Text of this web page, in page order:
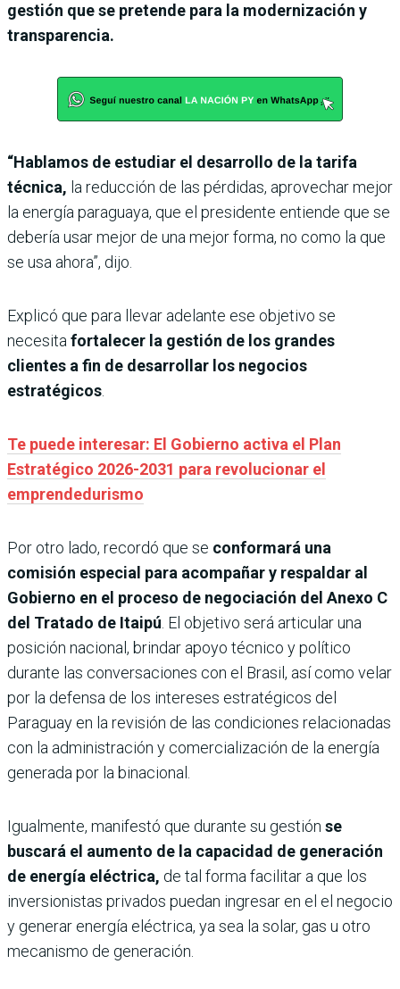
gestión que se pretende para la modernización y
transparencia.
“Hablamos de estudiar el desarrollo de la tarifa
técnica, la reducción de las pérdidas, aprovechar mejor
la energía paraguaya, que el presidente entiende que se
debería usar mejor de una mejor forma, no como la que
se usa ahora”, dijo.
Explicó que para llevar adelante ese objetivo se
necesitafortalecer la gestión de los grandes
clientes a fin de desarrollar los negocios
estratégicos.
Te puede interesar: El Gobierno activa el Plan
Estratégico 2026-2031 para revolucionar el
emprendedurismo
Por otro lado, recordó que se conformará una
comisión especial para acompañar y respaldar al
Gobierno en el proceso de negociación del Anexo C
del Tratado de Itaipú. El objetivo será articular una
posición nacional, brindar apoyo técnico y político
durante las conversaciones con el Brasil, así como velar
por la defensa de los intereses estratégicos del
Paraguay en la revisión de las condiciones relacionadas
con la administración y comercialización de la energía
generada por la binacional.
Igualmente, manifestó que durante su gestión se
buscará el aumento de la capacidad de generación
de energía eléctrica, de tal forma facilitar a que los
inversionistas privados puedan ingresar en el el negocio
y generar energía eléctrica, ya sea la solar, gas u otro
mecanismo de generación.